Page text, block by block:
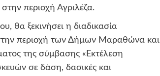
περιοχή Αγριλέζα.
θα ξεκινήσει η διαδικασία
περιοχή των Δήμων Μαραθώνα και
της σύμβασης «Εκτέλεση
σε δάση, δασικές και